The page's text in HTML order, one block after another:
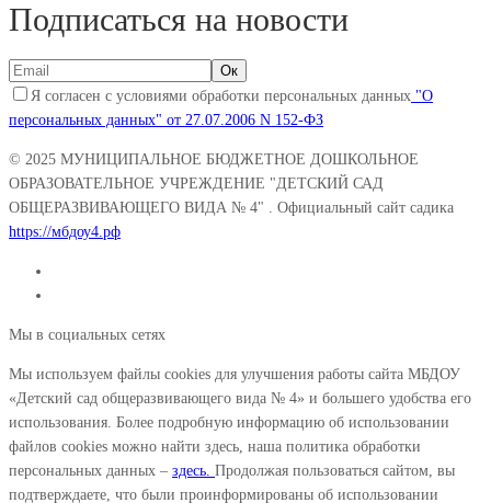
Подписаться на новости
Я согласен с условиями обработки персональных данных "О
персональных данных" от 27.07.2006 N 152-ФЗ
© 2025 МУНИЦИПАЛЬНОЕ БЮДЖЕТНОЕ ДОШКОЛЬНОЕ
ОБРАЗОВАТЕЛЬНОЕ УЧРЕЖДЕНИЕ "ДЕТСКИЙ САД
ОБЩЕРАЗВИВАЮЩЕГО ВИДА № 4" . Официальный сайт садика
https://мбдоу4.рф
Мы в социальных сетях
Мы используем файлы cookies для улучшения работы сайта МБДОУ
«Детский сад общеразвивающего вида № 4» и большего удобства его
использования. Более подробную информацию об использовании
файлов cookies можно найти здесь, наша политика обработки
персональных данных – здесь. Продолжая пользоваться сайтом, вы
подтверждаете, что были проинформированы об использовании